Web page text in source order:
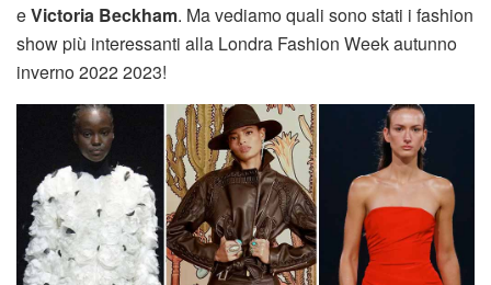
eVictoria Beckham. Ma vediamo quali sono stati i fashion
show più interessanti alla Londra Fashion Week autunno
inverno 2022 2023!